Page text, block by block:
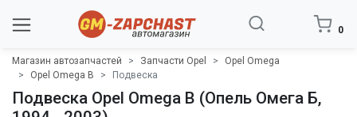
0
Магазин автозапчастей Запчасти Opel
Opel Omega
Opel Omega B
Подвеска
Подвеска Opel Omega B (Опель Омега Б,